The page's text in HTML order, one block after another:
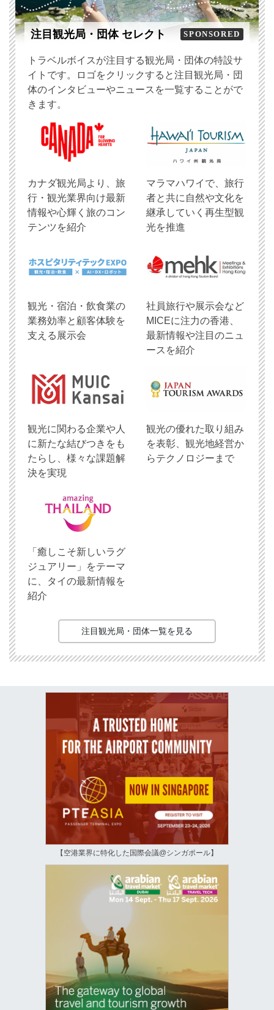
注目観光局・団体 セレクト SPONSORED
トラベルボイスが注目する観光局・団体の特設サ
イトです。ロゴをクリックすると注目観光局・団
体のインタビューやニュースを一覧することがで
きます。
​カナダ観光局より、旅
行・観光業界向け最新
情報や心輝く旅のコン
テンツを紹介
マラマハワイで、旅行
者と共に自然や文化を
継承していく再生型観
光を推進
観光・宿泊・飲食業の
業務効率と顧客体験を
支える展示会
社員旅行や展示会など
MICEに注力の香港、
最新情報や注目のニュ
ースを紹介
観光に関わる企業や人
に新たな結びつきをも
たらし、様々な課題解
決を実現
観光の優れた取り組み
を表彰、観光地経営か
らテクノロジーまで
「癒しこそ新しいラグ
ジュアリー」をテーマ
に、タイの最新情報を
紹介
注目観光局・団体一覧を見る
【空港業界に特化した国際会議@シンガポール】